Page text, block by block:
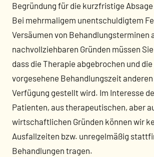
Begründung für die kurzfristige
Bei mehrmaligem unentschuldigtem
Versäumen von Behandlungsterminen
nachvollziehbaren Gründen müssen
dass die Therapie abgebrochen und
vorgesehene Behandlungszeit
Verfügung gestellt wird. Im Interesse
Patienten, aus therapeutischen, aber
wirtschaftlichen Gründen können wir
Ausfallzeiten bzw. unregelmäßig
Behandlungen tragen.